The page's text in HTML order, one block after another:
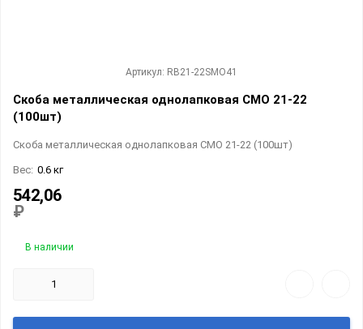
Артикул: RB21-22SMO41
Скоба металлическая однолапковая СМО 21-22
(100шт)
Скоба металлическая однолапковая СМО 21-22 (100шт)
Вес: 0.6 кг
542,06
₽
В наличии